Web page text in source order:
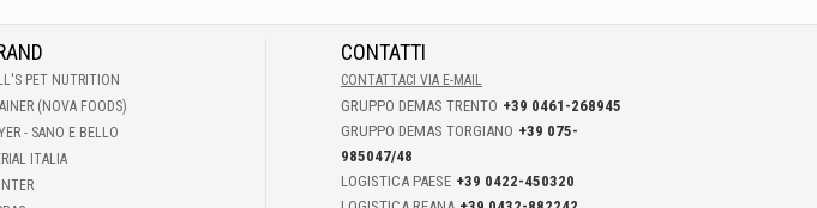
PET NUTRITION
(NOVA FOODS)
- SANO E BELLO
ITALIA
CONTATTI
CONTATTACI VIA E-MAIL
GRUPPO DEMAS TRENTO +39 0461-268945
GRUPPO DEMAS TORGIANO +39 075-
985047/48
LOGISTICA PAESE +39 0422-450320